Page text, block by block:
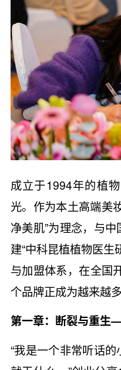
成立于1994年的植
光。作为本土高端美
净美肌”为理念，与
建“中科昆植植物医生
与加盟体系，在全国
个品牌正成为越来越
第一章：断裂与重生
“我是一个非常听话